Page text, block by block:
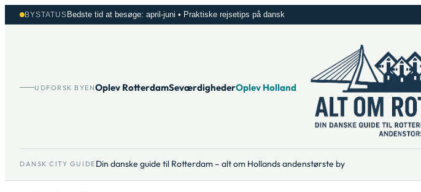
Spring
til
BYSTATUS Bedste tid at besøge: april-juni • Praktiske rejsetips på dansk
UDFORSK BYENOplev RotterdamSeværdighederOplev Holland
DANSK CITY GUIDE Din danske guide til Rotterdam – alt om Hollands andenstørste by